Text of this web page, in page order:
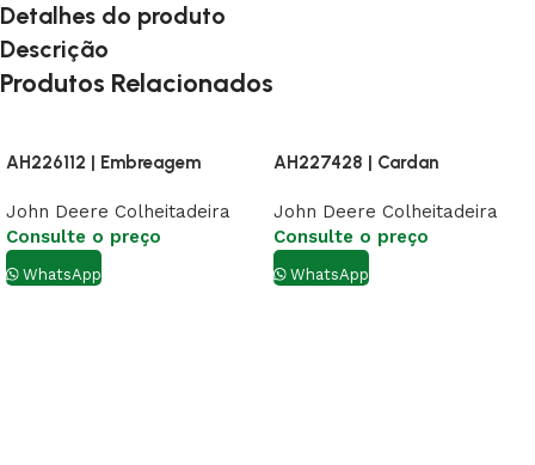
Detalhes do produto
Descrição
Produtos Relacionados
AH226112 | Embreagem
John Deere Colheitadeira
Consulte o preço
WhatsApp
AH227428 | Cardan
John Deere Colheitadeira
Consulte o preço
WhatsApp